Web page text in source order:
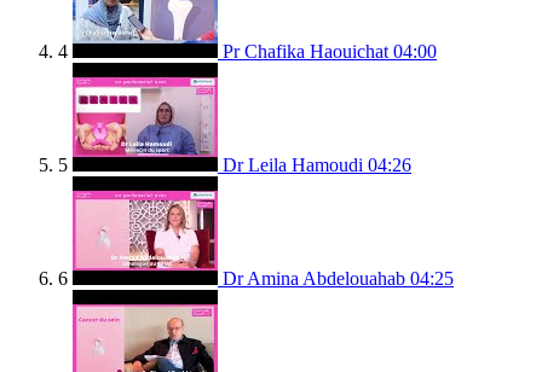
4 Pr Chafika Haouichat 04:00
5 Dr Leila Hamoudi 04:26
6 Dr Amina Abdelouahab 04:25